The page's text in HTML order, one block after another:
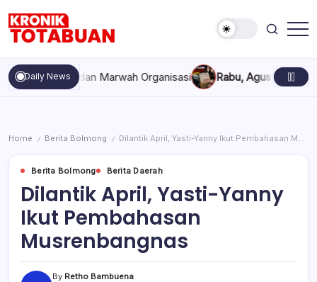
content
Totabuan
hari
ini
Kronik
Daily News
dan Marwah Organisasi Rabu, Agustus 5, 2026 ,
Home / Berita Bolmong / Dilantik April, Yasti-Yanny Ikut Pembahasan Musrenbangnas
Berita Bolmong Berita Daerah
Dilantik April, Yasti-Yanny
Ikut Pembahasan
Musrenbangnas
By Retho Bambuena